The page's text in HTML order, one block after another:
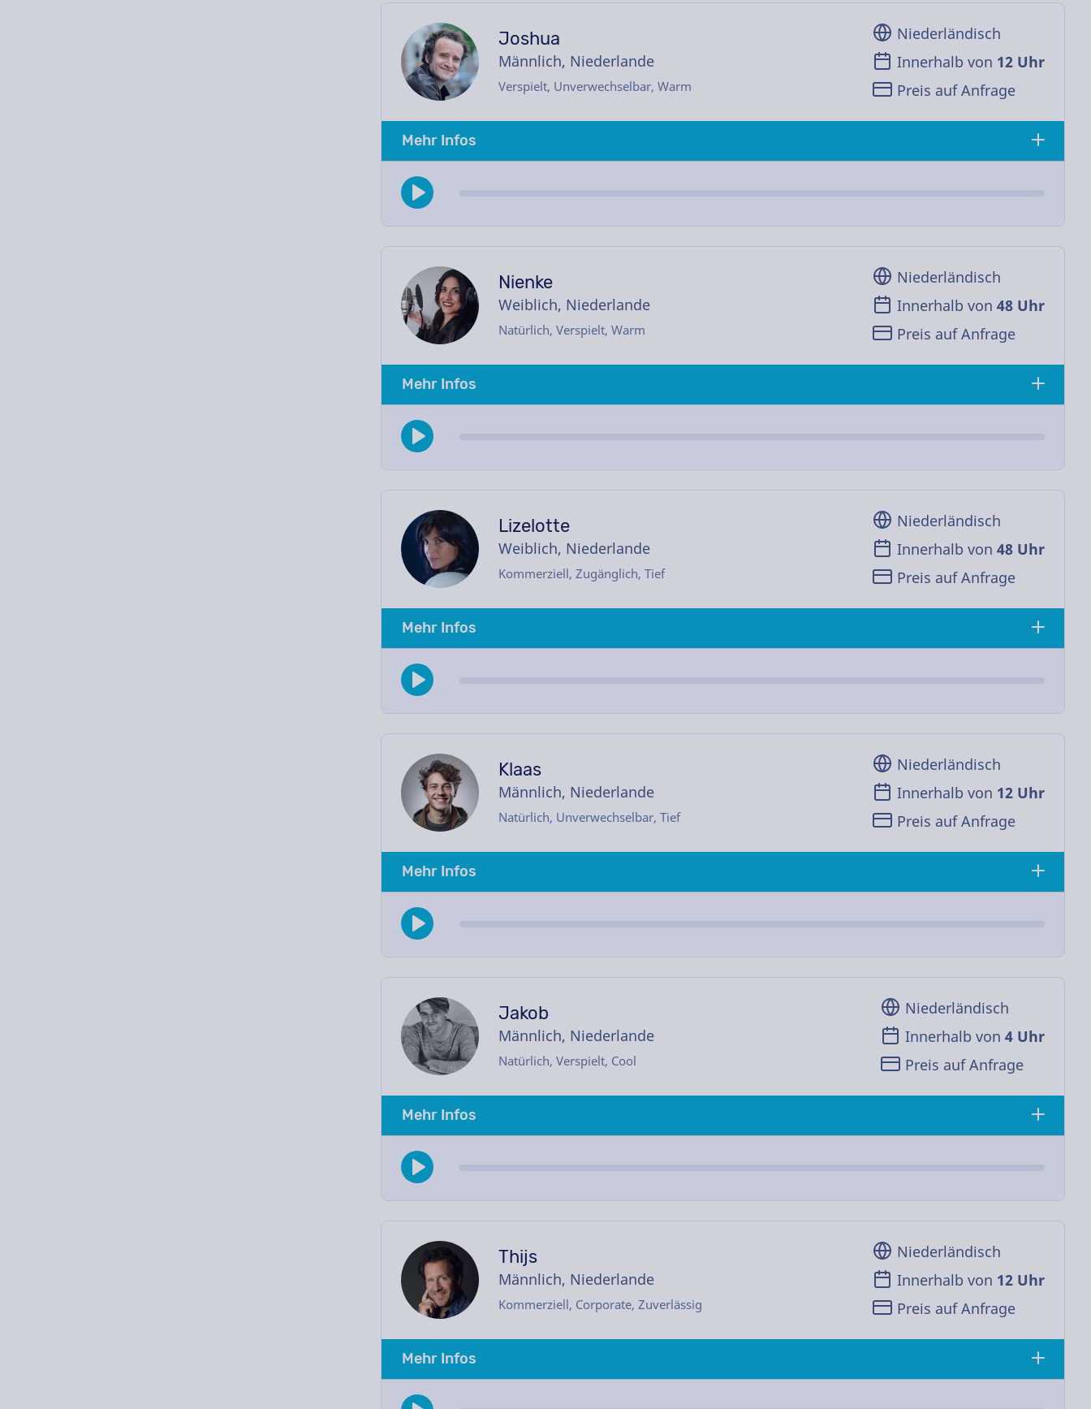
Joshua
Männlich, Niederlande
Verspielt, Unverwechselbar, Warm
Niederländisch
Innerhalb von 12 Uhr
Preis auf Anfrage
Mehr Infos
Nienke
Weiblich, Niederlande
Natürlich, Verspielt, Warm
Niederländisch
Innerhalb von 48 Uhr
Preis auf Anfrage
Mehr Infos
Lizelotte
Weiblich, Niederlande
Kommerziell, Zugänglich, Tief
Niederländisch
Innerhalb von 48 Uhr
Preis auf Anfrage
Mehr Infos
Klaas
Männlich, Niederlande
Natürlich, Unverwechselbar, Tief
Niederländisch
Innerhalb von 12 Uhr
Preis auf Anfrage
Mehr Infos
Jakob
Männlich, Niederlande
Natürlich, Verspielt, Cool
Niederländisch
Innerhalb von 4 Uhr
Preis auf Anfrage
Mehr Infos
Thijs
Männlich, Niederlande
Kommerziell, Corporate, Zuverlässig
Niederländisch
Innerhalb von 12 Uhr
Preis auf Anfrage
Mehr Infos